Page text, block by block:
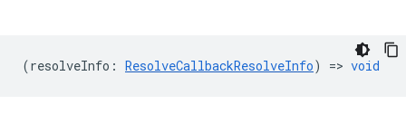
(resolveInfo : ResolveCallbackResolveInfo) => void